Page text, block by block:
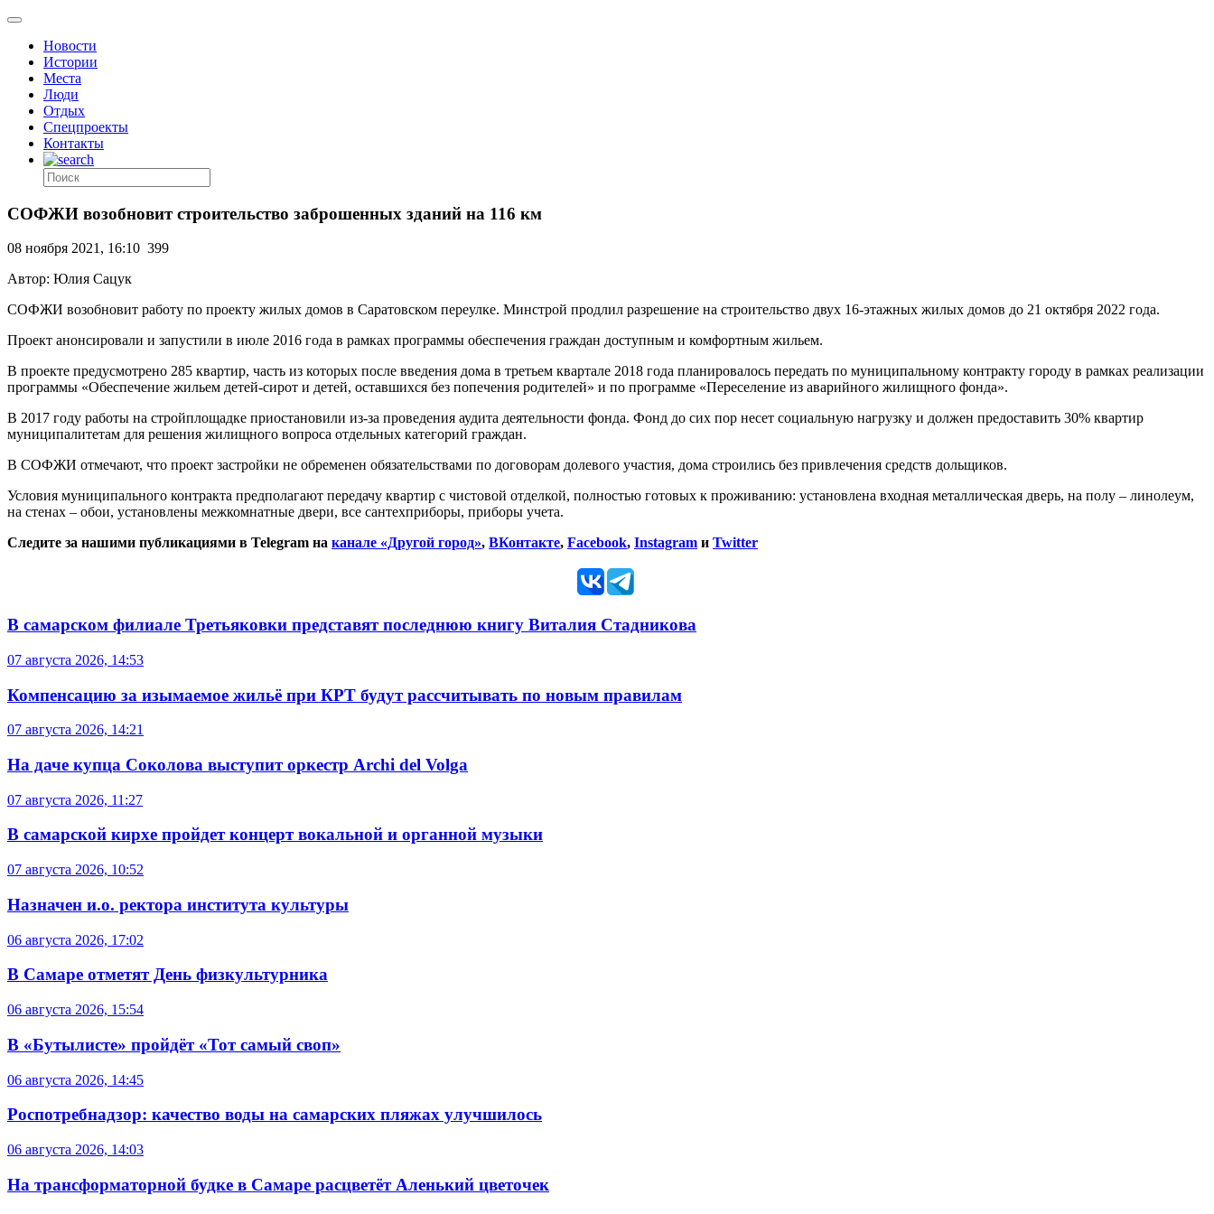
Новости
Истории
Места
Люди
Отдых
Спецпроекты
Контакты
СОФЖИ возобновит строительство заброшенных зданий на 116 км
08 ноября 2021, 16:10 399
Автор: Юлия Сацук
СОФЖИ возобновит работу по проекту жилых домов в Саратовском переулке. Минстрой продлил разрешение на строительство двух 16-этажных жилых домов до 21 октября 2022 года.
Проект анонсировали и запустили в июле 2016 года в рамках программы обеспечения граждан доступным и комфортным жильем.
В проекте предусмотрено 285 квартир, часть из которых после введения дома в третьем квартале 2018 года планировалось передать по муниципальному контракту городу в рамках реализации
программы «Обеспечение жильем детей-сирот и детей, оставшихся без попечения родителей» и по программе «Переселение из аварийного жилищного фонда».
В 2017 году работы на стройплощадке приостановили из-за проведения аудита деятельности фонда. Фонд до сих пор несет социальную нагрузку и должен предоставить 30% квартир
муниципалитетам для решения жилищного вопроса отдельных категорий граждан.
В СОФЖИ отмечают, что проект застройки не обременен обязательствами по договорам долевого участия, дома строились без привлечения средств дольщиков.
Условия муниципального контракта предполагают передачу квартир с чистовой отделкой, полностью готовых к проживанию: установлена входная металлическая дверь, на полу – линолеум,
на стенах – обои, установлены межкомнатные двери, все сантехприборы, приборы учета.
Следите за нашими публикациями в Telegram на канале «Другой город», ВКонтакте, Facebook, Instagram и Twitter
В самарском филиале Третьяковки представят последнюю книгу Виталия Стадникова
07 августа 2026, 14:53
Компенсацию за изымаемое жильё при КРТ будут рассчитывать по новым правилам
07 августа 2026, 14:21
На даче купца Соколова выступит оркестр Archi del Volga
07 августа 2026, 11:27
В самарской кирхе пройдет концерт вокальной и органной музыки
07 августа 2026, 10:52
Назначен и.о. ректора института культуры
06 августа 2026, 17:02
В Самаре отметят День физкультурника
06 августа 2026, 15:54
В «Бутылисте» пройдёт «Тот самый своп»
06 августа 2026, 14:45
Роспотребнадзор: качество воды на самарских пляжах улучшилось
06 августа 2026, 14:03
На трансформаторной будке в Самаре расцветёт Аленький цветочек